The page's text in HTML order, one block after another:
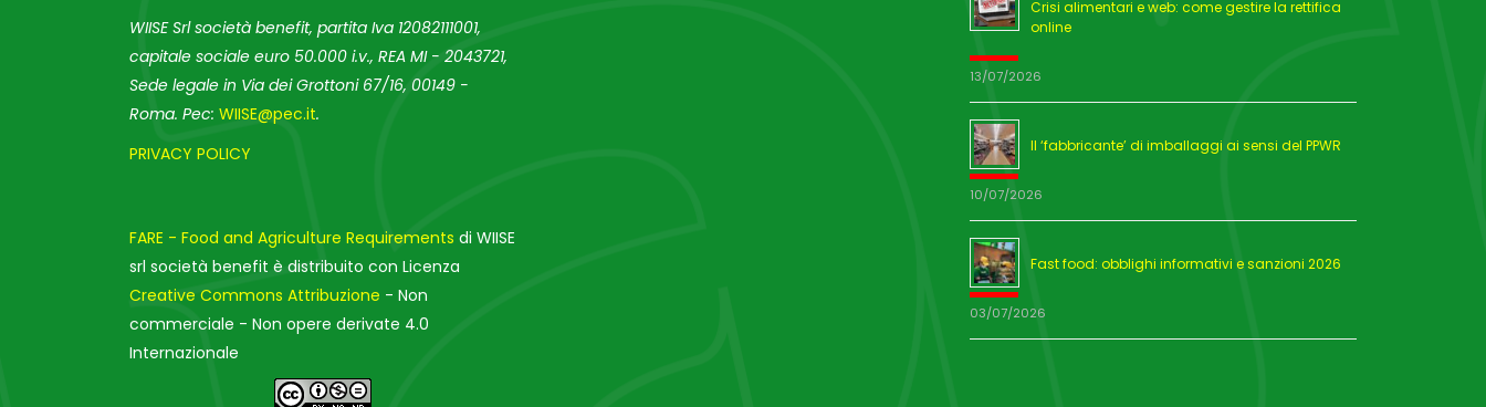
WIISE Srl società benefit, partita Iva 12082111001,
capitale sociale euro 50.000 i.v., REA MI - 2043721,
Sede legale in Via dei Grottoni 67/16, 00149 -
Roma. Pec: WIISE@pec.it.
PRIVACY POLICY
FARE - Food and Agriculture Requirements di WIISE
srl società benefit è distribuito con Licenza
Creative Commons Attribuzione - Non
commerciale - Non opere derivate 4.0
Internazionale
Crisi alimentari e web: come gestire la rettifica
online
13/07/2026
Il ‘fabbricante’ di imballaggi ai sensi del PPWR
10/07/2026
Fast food: obblighi informativi e sanzioni 2026
03/07/2026